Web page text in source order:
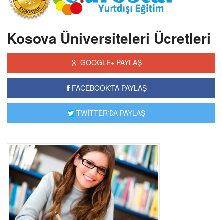
Kosova Üniversiteleri Ücretleri
GOOGLE+ PAYLAŞ
FACEBOOK'TA PAYLAŞ
TWİTTER'DA PAYLAŞ